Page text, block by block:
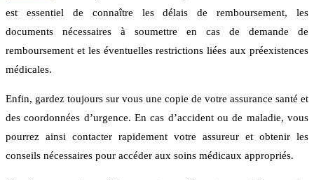
est essentiel de connaître les délais de remboursement, les
documents nécessaires à soumettre en cas de demande de
remboursement et les éventuelles restrictions liées aux préexistences
médicales.
Enfin, gardez toujours sur vous une copie de votre assurance santé et
des coordonnées d’urgence. En cas d’accident ou de maladie, vous
pourrez ainsi contacter rapidement votre assureur et obtenir les
conseils nécessaires pour accéder aux soins médicaux appropriés.